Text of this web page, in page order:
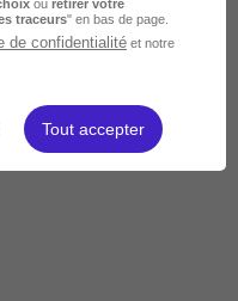
(Coach en courses
ou retirer votre
traceurs" en bas de page.
de confidentialité et notre
Tout accepter